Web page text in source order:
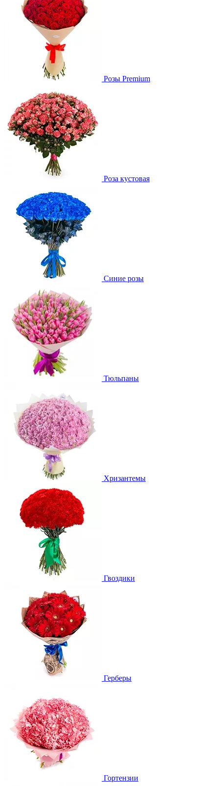
Розы Premium
Роза кустовая
Синие розы
Тюльпаны
Хризантемы
Гвоздики
Герберы
Гортензии